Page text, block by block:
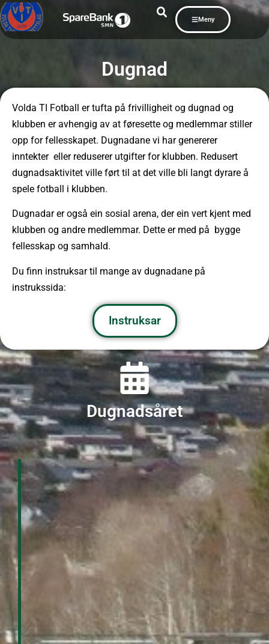
Meny
Dugnad
Volda TI Fotball er tufta på frivilligheit og dugnad og
klubben er avhengig av at føresette og medlemmar stiller
opp for fellesskapet. Dugnadane vi har genererer
inntekter eller reduserer utgifter for klubben. Redusert
dugnadsaktivitet ville ført til at det ville bli langt dyrare å
spele fotball i klubben.
Dugnadar er også ein sosial arena, der ein vert kjent med
klubben og andre medlemmar. Dette er med på bygge
fellesskap og samhald.
Du finn instruksar til mange av dugnadane på
instrukssida:
Instruksar
Dugnadsåret